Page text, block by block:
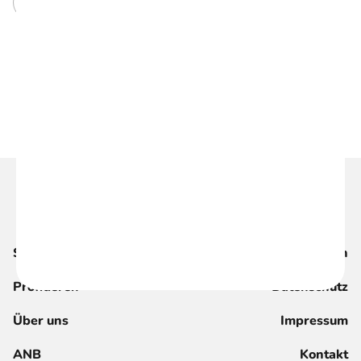
Suche
Magazin
Profitieren
Datenschutz
Über uns
Impressum
ANB
Kontakt